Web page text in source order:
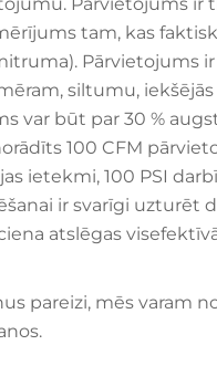
tam, kas
Pārvietojums
siltumu,
var būt par 30 %
100 CFM
ietekmi, 100 PSI
ir svarīgi
atslēgas
pareizi, mēs varam